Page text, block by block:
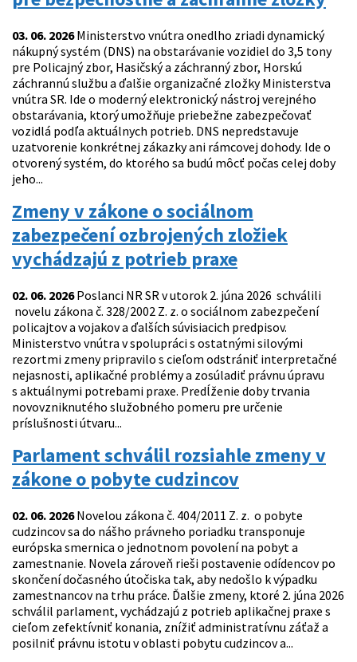
03. 06. 2026Ministerstvo vnútra onedlho zriadi dynamický
nákupný systém (DNS) na obstarávanie vozidiel do 3,5 tony
pre Policajný zbor, Hasičský a záchranný zbor, Horskú
záchrannú službu a ďalšie organizačné zložky Ministerstva
vnútra SR. Ide o moderný elektronický nástroj verejného
obstarávania, ktorý umožňuje priebežne zabezpečovať
vozidlá podľa aktuálnych potrieb. DNS nepredstavuje
uzatvorenie konkrétnej zákazky ani rámcovej dohody. Ide o
otvorený systém, do ktorého sa budú môcť počas celej doby
jeho...
Zmeny v zákone o sociálnom
zabezpečení ozbrojených zložiek
vychádzajú z potrieb praxe
02. 06. 2026Poslanci NR SR v utorok 2. júna 2026 schválili
novelu zákona č. 328/2002 Z. z. o sociálnom zabezpečení
policajtov a vojakov a ďalších súvisiacich predpisov.
Ministerstvo vnútra v spolupráci s ostatnými silovými
rezortmi zmeny pripravilo s cieľom odstrániť interpretačné
nejasnosti, aplikačné problémy a zosúladiť právnu úpravu
s aktuálnymi potrebami praxe. Predĺženie doby trvania
novovzniknutého služobného pomeru pre určenie
príslušnosti útvaru...
Parlament schválil rozsiahle zmeny v
zákone o pobyte cudzincov
02. 06. 2026Novelou zákona č. 404/2011 Z. z. o pobyte
cudzincov sa do nášho právneho poriadku transponuje
európska smernica o jednotnom povolení na pobyt a
zamestnanie. Novela zároveň rieši postavenie odídencov po
skončení dočasného útočiska tak, aby nedošlo k výpadku
zamestnancov na trhu práce. Ďalšie zmeny, ktoré 2. júna 2026
schválil parlament, vychádzajú z potrieb aplikačnej praxe s
cieľom zefektívniť konania, znížiť administratívnu záťaž a
posilniť právnu istotu v oblasti pobytu cudzincov a...